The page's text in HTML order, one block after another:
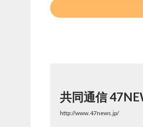
共同通信
http://www.47news.jp/